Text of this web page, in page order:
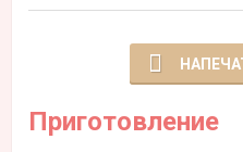
Приготовление